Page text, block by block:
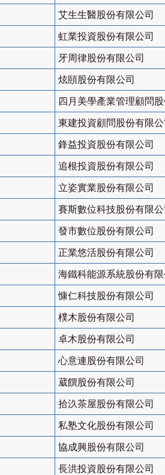
艾生生醫股份有限公司
虹業投資股份有限公司
牙周律股份有限公司
炫頤股份有限公司
四月美學產業管理顧問
東建投資顧問股份有限公
鋒益投資股份有限公司
追根投資股份有限公司
立姿實業股份有限公司
賽斯數位科技股份有限公
發市數位股份有限公司
正業悠活股份有限公司
海鐵科能源系統股份有限
慷仁科技股份有限公司
樸木股份有限公司
卓木股份有限公司
心意連股份有限公司
葳饌股份有限公司
拾汣茶屋股份有限公司
私塾文化股份有限公司
協成興股份有限公司
長洪投資股份有限公司